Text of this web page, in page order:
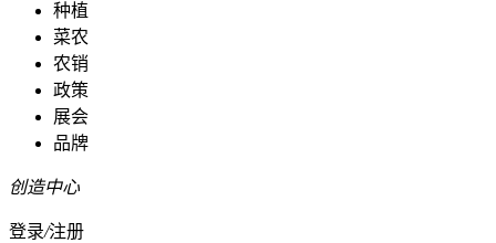
种植
菜农
农销
政策
展会
品牌
创造中心
登录/注册